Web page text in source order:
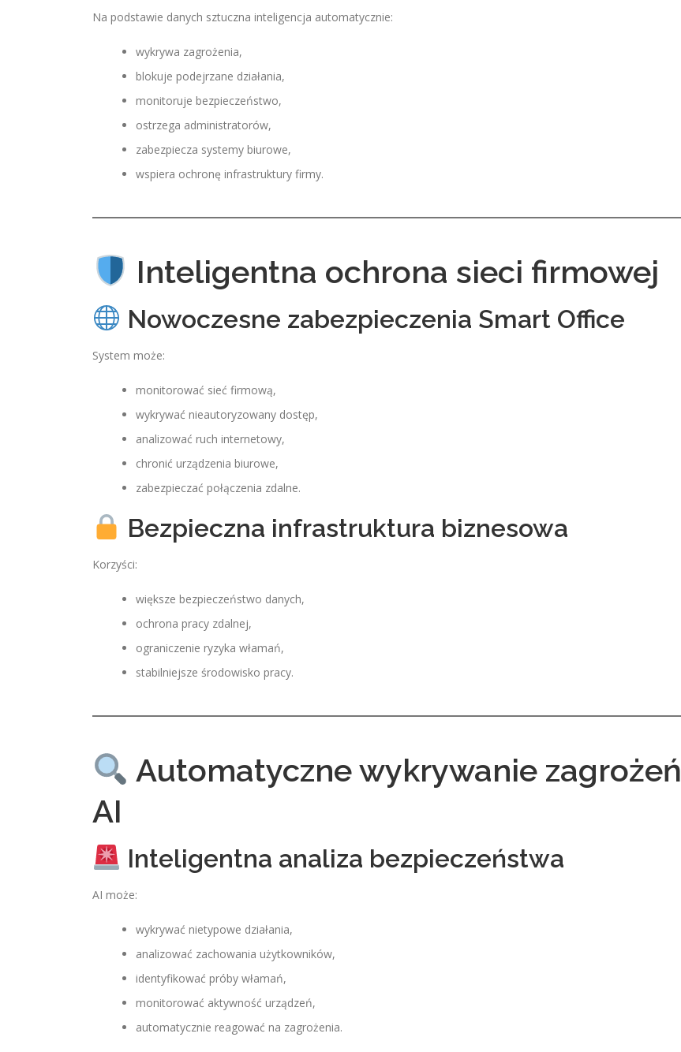
Na podstawie danych sztuczna inteligencja automatycznie:
wykrywa zagrożenia,
blokuje podejrzane działania,
monitoruje bezpieczeństwo,
ostrzega administratorów,
zabezpiecza systemy biurowe,
wspiera ochronę infrastruktury firmy.
Inteligentna ochrona sieci firmowej
Nowoczesne zabezpieczenia Smart Office
System może:
monitorować sieć firmową,
wykrywać nieautoryzowany dostęp,
analizować ruch internetowy,
chronić urządzenia biurowe,
zabezpieczać połączenia zdalne.
Bezpieczna infrastruktura biznesowa
Korzyści:
większe bezpieczeństwo danych,
ochrona pracy zdalnej,
ograniczenie ryzyka włamań,
stabilniejsze środowisko pracy.
Automatyczne wykrywanie zagrożeń
AI
Inteligentna analiza bezpieczeństwa
AI może:
wykrywać nietypowe działania,
analizować zachowania użytkowników,
identyfikować próby włamań,
monitorować aktywność urządzeń,
automatycznie reagować na zagrożenia.